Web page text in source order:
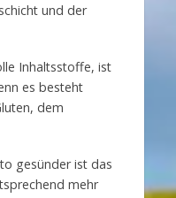
und der
Inhaltsstoffe, ist
es besteht
dem
gesünder ist das
mehr